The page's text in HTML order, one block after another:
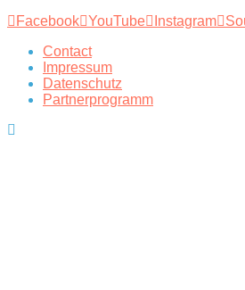
Facebook YouTube Instagram
Contact
Impressum
Datenschutz
Partnerprogramm